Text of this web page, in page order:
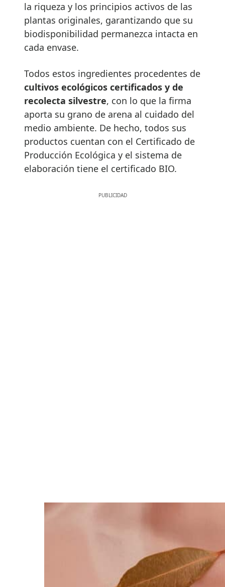
la riqueza y los principios activos de las
plantas originales, garantizando que su
biodisponibilidad permanezca intacta en
cada envase.
Todos estos ingredientes procedentes de
cultivos ecológicos certificados y de
recolecta silvestre, con lo que la firma
aporta su grano de arena al cuidado del
medio ambiente. De hecho, todos sus
productos cuentan con el Certificado de
Producción Ecológica y el sistema de
elaboración tiene el certificado BIO.